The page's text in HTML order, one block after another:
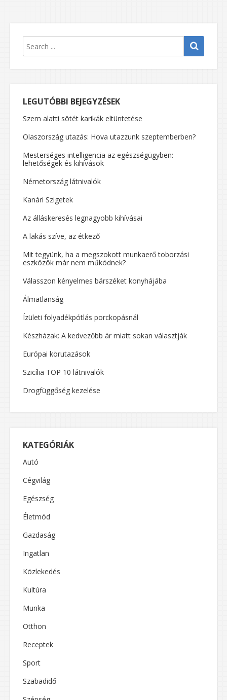
LEGUTÓBBI BEJEGYZÉSEK
Szem alatti sötét karikák eltüntetése
Olaszország utazás: Hova utazzunk szeptemberben?
Mesterséges intelligencia az egészségügyben:
lehetőségek és kihívások
Németország látnivalók
Kanári Szigetek
Az álláskeresés legnagyobb kihívásai
A lakás szíve, az étkező
Mit tegyünk, ha a megszokott munkaerő toborzási
eszközök már nem működnek?
Válasszon kényelmes bárszéket konyhájába
Álmatlanság
Ízületi folyadékpótlás porckopásnál
Készházak: A kedvezőbb ár miatt sokan választják
Európai körutazások
Szicília TOP 10 látnivalók
Drogfüggőség kezelése
KATEGÓRIÁK
Autó
Cégvilág
Egészség
Életmód
Gazdaság
Ingatlan
Közlekedés
Kultúra
Munka
Otthon
Receptek
Sport
Szabadidő